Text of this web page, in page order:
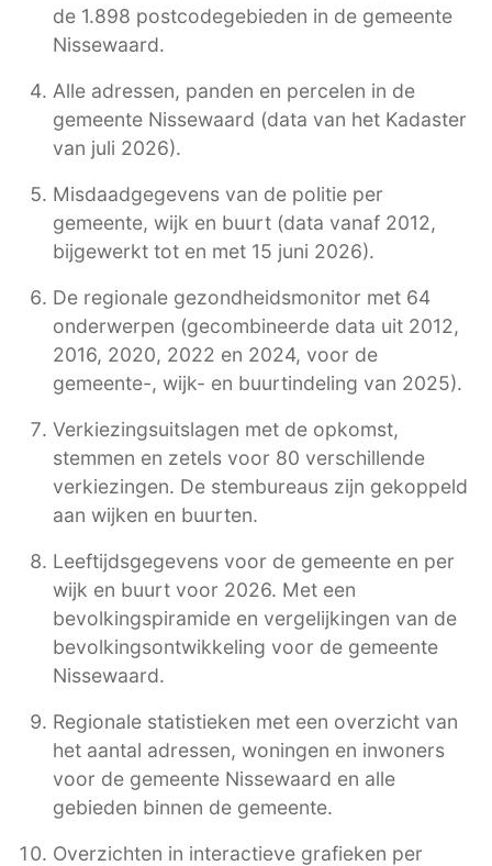
de 1.898 postcodegebieden in de gemeente
Nissewaard.
Alle adressen, panden en percelen in de
gemeente Nissewaard (data van het Kadaster
van juli 2026).
Misdaadgegevens van de politie per
gemeente, wijk en buurt (data vanaf 2012,
bijgewerkt tot en met 15 juni 2026).
De regionale gezondheidsmonitor met 64
onderwerpen (gecombineerde data uit 2012,
2016, 2020, 2022 en 2024, voor de
gemeente-, wijk- en buurtindeling van 2025).
Verkiezingsuitslagen met de opkomst,
stemmen en zetels voor 80 verschillende
verkiezingen. De stembureaus zijn gekoppeld
aan wijken en buurten.
Leeftijdsgegevens voor de gemeente en per
wijk en buurt voor 2026. Met een
bevolkingspiramide en vergelijkingen van de
bevolkingsontwikkeling voor de gemeente
Nissewaard.
Regionale statistieken met een overzicht van
het aantal adressen, woningen en inwoners
voor de gemeente Nissewaard en alle
gebieden binnen de gemeente.
Overzichten in interactieve grafieken per